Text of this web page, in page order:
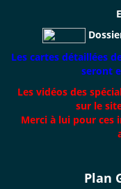
Les cartes détaillées
seront
Les vidéos des
sur le
Merci à lui pour ces
Plan